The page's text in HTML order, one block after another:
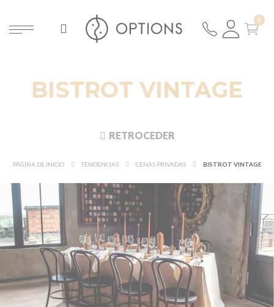
BISTROT VINTAGE
RETROCEDER
PÁGINA DE INICIO TENDENCIAS CENAS PRIVADAS BISTROT VINTAGE